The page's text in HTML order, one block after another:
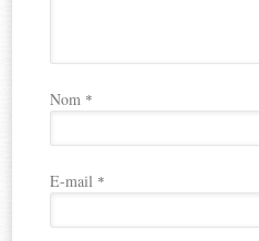
Nom *
E-mail *